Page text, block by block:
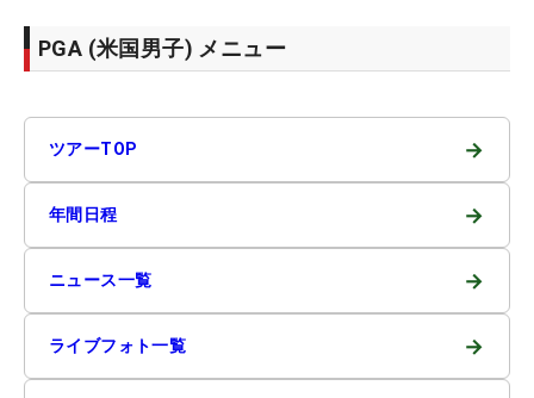
PGA (米国男子) メニュー
ツアーTOP →
年間日程 →
ニュース一覧 →
ライブフォト一覧 →